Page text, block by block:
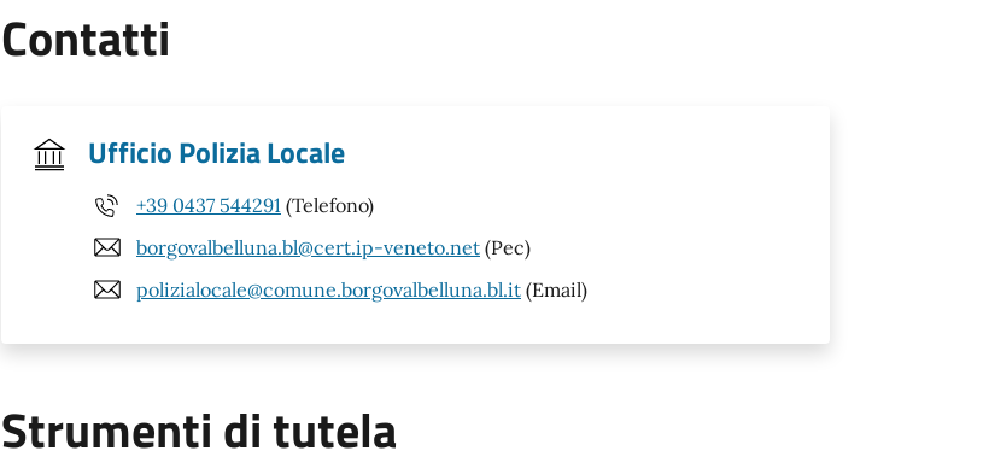
Contatti
Ufficio Polizia Locale
+39 0437 544291 (Telefono)
borgovalbelluna.bl@cert.ip-veneto.net (Pec)
polizialocale@comune.borgovalbelluna.bl.it (Email)
Strumenti di tutela